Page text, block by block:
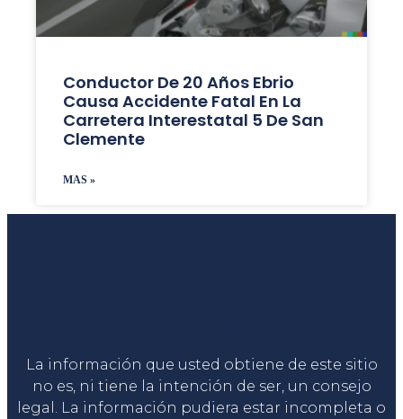
Conductor De 20 Años Ebrio
Causa Accidente Fatal En La
Carretera Interestatal 5 De San
Clemente
MAS »
La información que usted obtiene de este sitio
no es, ni tiene la intención de ser, un consejo
legal. La información pudiera estar incompleta o